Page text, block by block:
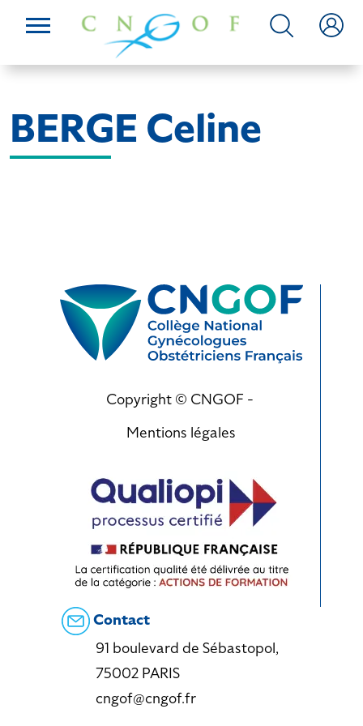
BERGE Celine
Copyright © CNGOF -
Mentions légales
Contact
91 boulevard de Sébastopol,
75002 PARIS
cngof@cngof.fr